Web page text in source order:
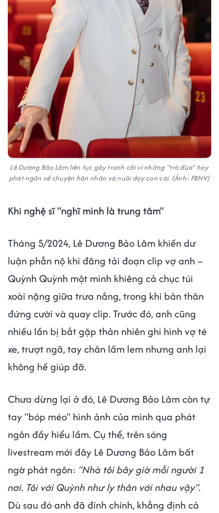
Lê Dương Bảo Lâm liên tục gây tranh cãi vì những "trò đùa" hay
phát ngôn về chuyện hôn nhân và nuôi dạy con cái. (Ảnh: FBNV)
Khi nghệ sĩ "nghĩ mình là trung tâm"
Tháng 5/2024, Lê Dương Bảo Lâm khiến dư
luận phẫn nộ khi đăng tải đoạn clip vợ anh –
Quỳnh Quỳnh một mình khiêng cả chục túi
xoài nặng giữa trưa nắng, trong khi bản thân
đứng cười và quay clip. Trước đó, anh cũng
nhiều lần bị bắt gặp thản nhiên ghi hình vợ té
xe, trượt ngã, tay chân lấm lem nhưng anh lại
không hề giúp đỡ.
Chưa dừng lại ở đó, Lê Dương Bảo Lâm còn tự
tay "bóp méo" hình ảnh của mình qua phát
ngôn đầy hiểu lầm. Cụ thể, trên sóng
livestream mới đây Lê Dương Bảo Lâm bất
ngờ phát ngôn: "Nhà tôi bây giờ mỗi người 1
nơi. Tôi với Quỳnh như ly thân với nhau vậy".
Dù sau đó anh đã đính chính, khẳng định cả